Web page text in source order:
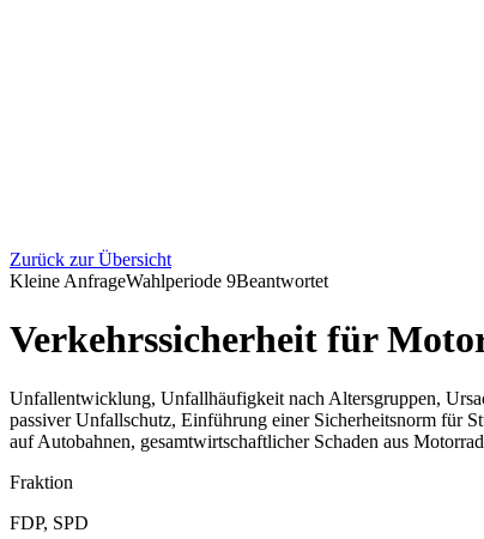
Zurück zur Übersicht
Kleine AnfrageWahlperiode 9Beantwortet
Verkehrssicherheit für
Unfallentwicklung, Unfallhäufigkeit nach Altersgruppen,
passiver Unfallschutz, Einführung einer Sicherheitsnorm für
auf Autobahnen, gesamtwirtschaftlicher Schaden aus
Fraktion
FDP, SPD